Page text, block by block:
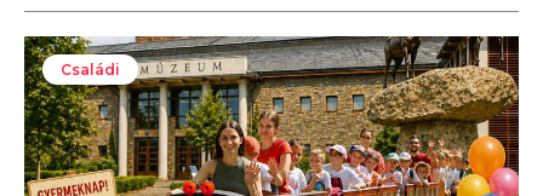
Családi